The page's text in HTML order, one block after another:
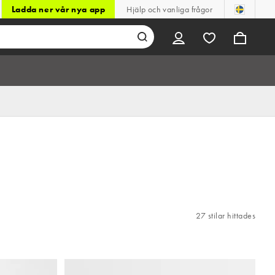
Ladda ner vår nya app Hjälp och vanliga frågor
27 stilar hittades